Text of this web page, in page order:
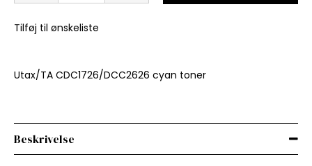
Tilføj til ønskeliste
Utax/TA CDC1726/DCC2626 cyan toner
Beskrivelse